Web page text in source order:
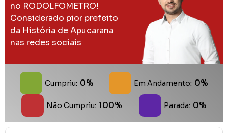
no RODOLFOMETRO!
Considerado pior prefeito
da História de Apucarana
nas redes sociais
Cumpriu: 0% Em Andamento: 0%
Não Cumpriu: 100% Parada: 0%